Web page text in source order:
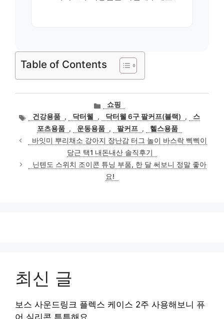
Table of Contents
카
테
고
리
쇼핑
태건강용품 , 닥터웰 , 닥터웰 6구 팔커프(블랙) ,
스
포츠용품 , 운동용품 , 팔커프 ,
헬스용품
바잇미 뿌리채소 강아지 장난감 터그 놀이 바스락 삑삑이
당근 택1 내돈내산 솔직후기
닌텐도 스위치 조이콘 튜닝 부품, 한 달 써보니 정말 좋아
요!
최신 글
보스 사운드링크 플렉스 케이스 2주 사용해보니 퓨